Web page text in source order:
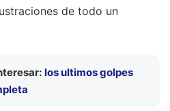
de todo un
los ultimos golpes